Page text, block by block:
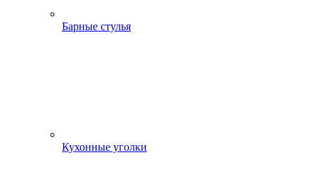
Барные стулья
Кухонные уголки